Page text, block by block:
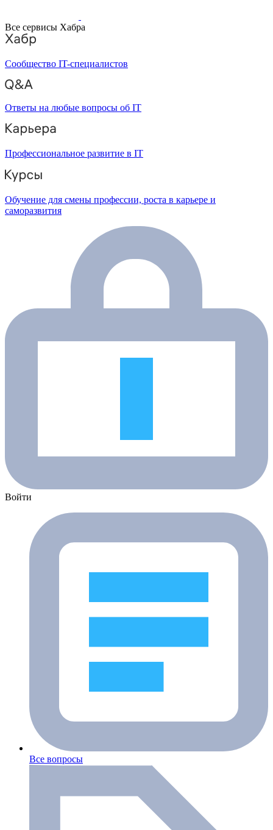
Все сервисы Хабра
Сообщество IT-специалистов
Ответы на любые вопросы об IT
Профессиональное развитие в IT
Обучение для смены профессии, роста в карьере и
саморазвития
Войти
Все вопросы